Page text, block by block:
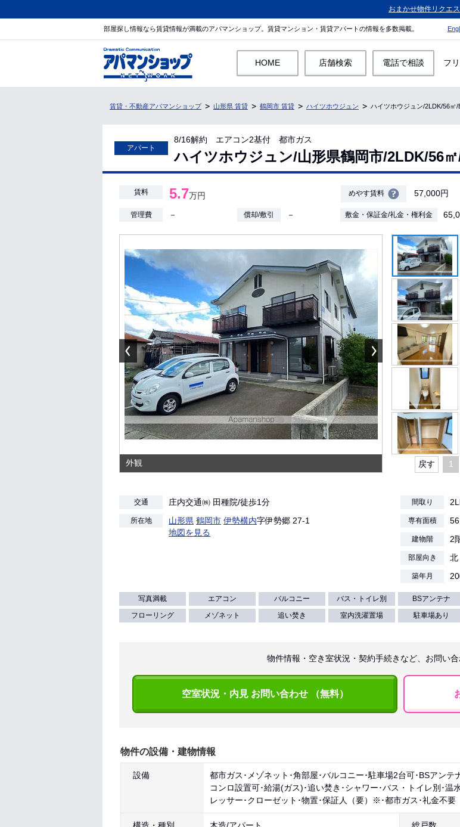
おまかせ物件リクエス
部屋探し情報なら賃貸情報が満載のアパマンショップ。賃貸マンション・賃貸アパートの情報を多数掲載。
HOME 店舗検索 電話で相談 フ
賃貸・不動産アパマンショップ 山形県 賃貸 鶴岡市 賃貸 ハイツホウジュン ハイツホウジュン/2LDK/56㎡/
アパート
8/16解約 エアコン2基付 都市ガス
ハイツホウジュン/山形県鶴岡市/2LDK/56
賃料 5.7万円 めやす賃料 57,000円
管理費 － 償却/敷引 － 敷金・保証金/礼金・権利金
外観 戻す 1
交通 庄内交通㈱ 田種院/徒歩1分
所在地 山形県 鶴岡市 伊勢横内字伊勢郷 27-1
地図を見る
間取り
専有面積
建物階 2
部屋向き 北
築年月
写真満載 エアコン バルコニー バス・トイレ別 BSアンテナ
フローリング
メゾネット 追い焚き 室内洗濯置場 駐車場あり
物件情報・空き室状況・契約手続きなど、お問い合
空室状況・内見 お問い合わせ （無料）
物件の設備・建物情報
設備
都市ガス･メゾネット･角部屋･バルコニー･駐車場2台可･BSアン
コンロ設置可･給湯(ガス)･追い焚き･シャワー･バス・トイレ別･
レッサー･クローゼット･物置･保証人（要）※･都市ガス･礼金不要